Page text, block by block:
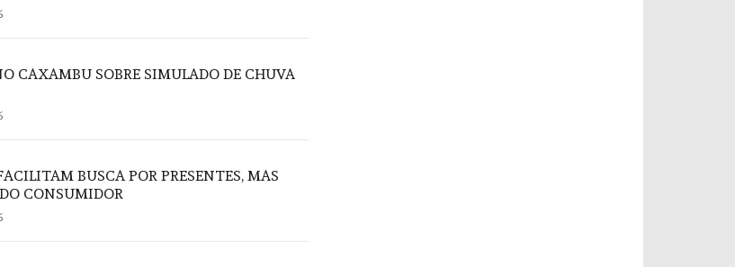
CAXAMBU SOBRE SIMULADO DE CHUVA
BUSCA POR PRESENTES, MAS
CONSUMIDOR